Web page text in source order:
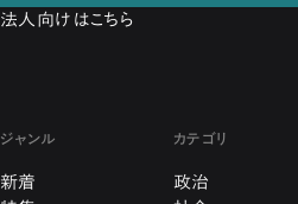
法人向けはこちら
ジャンル
新着
カテゴリ
政治